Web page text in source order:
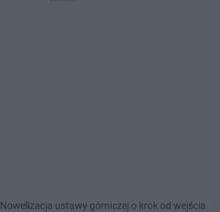
Nowelizacja ustawy górniczej o krok od wejścia